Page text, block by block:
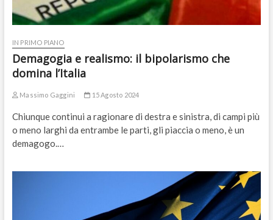
IN PRIMO PIANO
Demagogia e realismo: il bipolarismo che
domina l’Italia
Massimo Gaggini 15 Agosto 2024
Chiunque continui a ragionare di destra e sinistra, di campi più
o meno larghi da entrambe le parti, gli piaccia o meno, è un
demagogo.…